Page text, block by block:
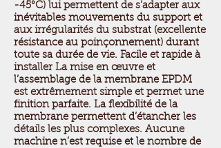
-45°C) lui permettent de s’adapter aux
inévitables mouvements du support et
aux irrégularités du substrat (excellente
résistance au poinçonnement) durant
toute sa durée de vie. Facile et rapide à
installer La mise en œuvre et
l’assemblage de la membrane EPDM
est extrêmement simple et permet une
finition parfaite. La flexibilité de la
membrane permettent d’étancher les
détails les plus complexes. Aucune
machine n’est requise et le nombre de